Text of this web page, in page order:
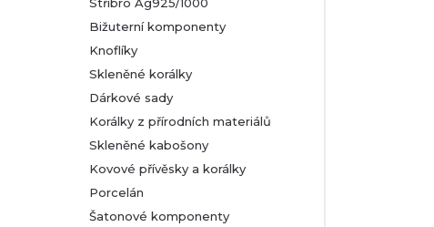
t
r
a
n
n
í
Bižuterní komponenty
Knoflíky
Skleněné korálky
Dárkové sady
Korálky z přírodních materiálů
Skleněné kabošony
Kovové přívěsky a korálky
Porcelán
Šatonové komponenty